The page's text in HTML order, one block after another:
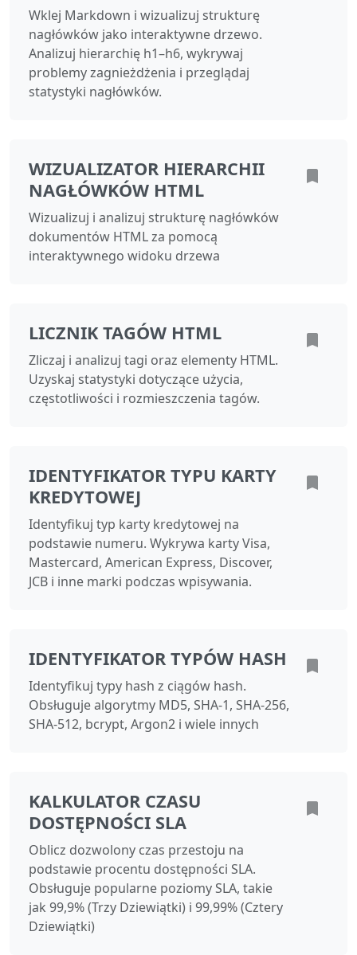
Wklej Markdown i wizualizuj strukturę
nagłówków jako interaktywne drzewo.
Analizuj hierarchię h1–h6, wykrywaj
problemy zagnieżdżenia i przeglądaj
statystyki nagłówków.
WIZUALIZATOR HIERARCHII
NAGŁÓWKÓW HTML
Wizualizuj i analizuj strukturę nagłówków
dokumentów HTML za pomocą
interaktywnego widoku drzewa
LICZNIK TAGÓW HTML
Zliczaj i analizuj tagi oraz elementy HTML.
Uzyskaj statystyki dotyczące użycia,
częstotliwości i rozmieszczenia tagów.
IDENTYFIKATOR TYPU KARTY
KREDYTOWEJ
Identyfikuj typ karty kredytowej na
podstawie numeru. Wykrywa karty Visa,
Mastercard, American Express, Discover,
JCB i inne marki podczas wpisywania.
IDENTYFIKATOR TYPÓW HASH
Identyfikuj typy hash z ciągów hash.
Obsługuje algorytmy MD5, SHA-1, SHA-256,
SHA-512, bcrypt, Argon2 i wiele innych
KALKULATOR CZASU
DOSTĘPNOŚCI SLA
Oblicz dozwolony czas przestoju na
podstawie procentu dostępności SLA.
Obsługuje popularne poziomy SLA, takie
jak 99,9% (Trzy Dziewiątki) i 99,99% (Cztery
Dziewiątki)